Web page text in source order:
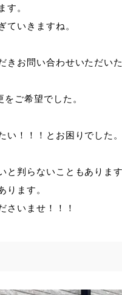
す。
いきますね。
きお問い合わせいただい
ご希望でした。
い！！！とお困りでした。
と判らないこともあります
ります。
さいませ！！！